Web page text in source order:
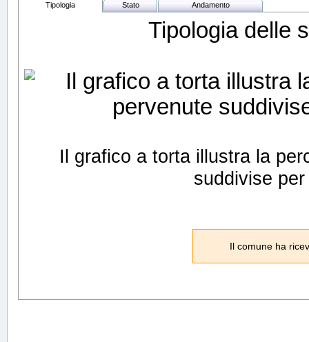
Tipologia Stato Andamento
Tipologia delle
Il grafico a torta illustra la
suddivise
Il comune ha